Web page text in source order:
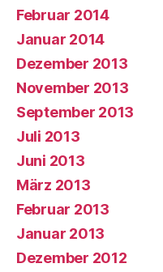
Februar 2014
Januar 2014
Dezember 2013
November 2013
September 2013
Juli 2013
Juni 2013
März 2013
Februar 2013
Januar 2013
Dezember 2012